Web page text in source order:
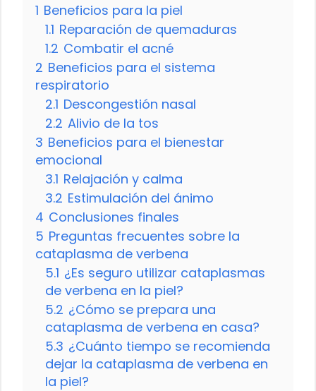
1 Beneficios para la piel
1.1 Reparación de quemaduras
1.2 Combatir el acné
2 Beneficios para el sistema
respiratorio
2.1 Descongestión nasal
2.2 Alivio de la tos
3 Beneficios para el bienestar
emocional
3.1 Relajación y calma
3.2 Estimulación del ánimo
4 Conclusiones finales
5 Preguntas frecuentes sobre la
cataplasma de verbena
5.1 ¿Es seguro utilizar cataplasmas
de verbena en la piel?
5.2 ¿Cómo se prepara una
cataplasma de verbena en casa?
5.3 ¿Cuánto tiempo se recomienda
dejar la cataplasma de verbena en
la piel?